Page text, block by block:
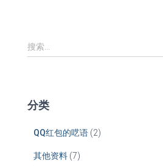
搜
索
搜索…
分类
QQ红包的呓语 (2)
其他资料 (7)